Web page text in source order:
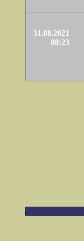
31.08.2021
08:23